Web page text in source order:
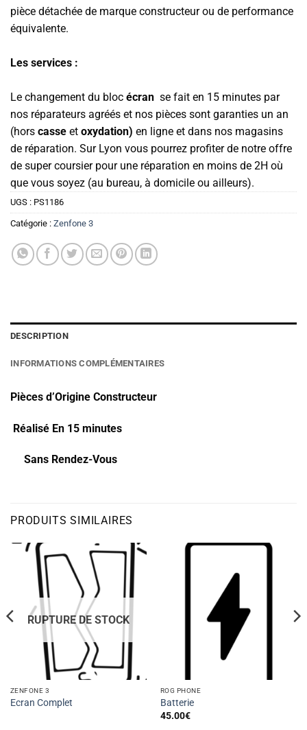
pièce détachée de marque constructeur ou de performance
équivalente.
Les services :
Le changement du bloc écran se fait en 15 minutes par
nos réparateurs agréés et nos pièces sont garanties un an
(hors casse et oxydation) en ligne et dans nos magasins
de réparation. Sur Lyon vous pourrez profiter de notre offre
de super coursier pour une réparation en moins de 2H où
que vous soyez (au bureau, à domicile ou ailleurs).
UGS : PS1186
Catégorie : Zenfone 3
DESCRIPTION
INFORMATIONS COMPLÉMENTAIRES
Pièces d’Origine Constructeur
Réalisé En 15 minutes
Sans Rendez-Vous
PRODUITS SIMILAIRES
RUPTURE DE STOCK
ZENFONE 3
Ecran Complet
ROG PHONE
Batterie
45.00€